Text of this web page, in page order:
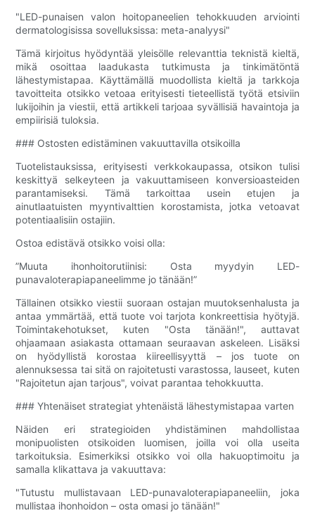
"LED-punaisen valon hoitopaneelien tehokkuuden arviointi
dermatologisissa sovelluksissa: meta-analyysi"
Tämä kirjoitus hyödyntää yleisölle relevanttia teknistä kieltä,
mikä osoittaa laadukasta tutkimusta ja tinkimätöntä
lähestymistapaa. Käyttämällä muodollista kieltä ja tarkkoja
tavoitteita otsikko vetoaa erityisesti tieteellistä työtä etsiviin
lukijoihin ja viestii, että artikkeli tarjoaa syvällisiä havaintoja ja
empiirisiä tuloksia.
### Ostosten edistäminen vakuuttavilla otsikoilla
Tuotelistauksissa, erityisesti verkkokaupassa, otsikon tulisi
keskittyä selkeyteen ja vakuuttamiseen konversioasteiden
parantamiseksi. Tämä tarkoittaa usein etujen ja
ainutlaatuisten myyntivalttien korostamista, jotka vetoavat
potentiaalisiin ostajiin.
Ostoa edistävä otsikko voisi olla:
”Muuta ihonhoitorutiinisi: Osta myydyin LED-
punavaloterapiapaneelimme jo tänään!”
Tällainen otsikko viestii suoraan ostajan muutoksenhalusta ja
antaa ymmärtää, että tuote voi tarjota konkreettisia hyötyjä.
Toimintakehotukset, kuten "Osta tänään!", auttavat
ohjaamaan asiakasta ottamaan seuraavan askeleen. Lisäksi
on hyödyllistä korostaa kiireellisyyttä – jos tuote on
alennuksessa tai sitä on rajoitetusti varastossa, lauseet, kuten
"Rajoitetun ajan tarjous", voivat parantaa tehokkuutta.
### Yhtenäiset strategiat yhtenäistä lähestymistapaa varten
Näiden eri strategioiden yhdistäminen mahdollistaa
monipuolisten otsikoiden luomisen, joilla voi olla useita
tarkoituksia. Esimerkiksi otsikko voi olla hakuoptimoitu ja
samalla klikattava ja vakuuttava:
"Tutustu mullistavaan LED-punavaloterapiapaneeliin, joka
mullistaa ihonhoidon – osta omasi jo tänään!"